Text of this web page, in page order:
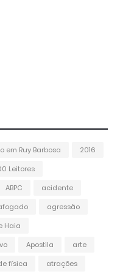
em Ruy Barbosa
2016
Leitores
ABPC
acidente
agressão
Haia
Apostila
arte
física
atrações